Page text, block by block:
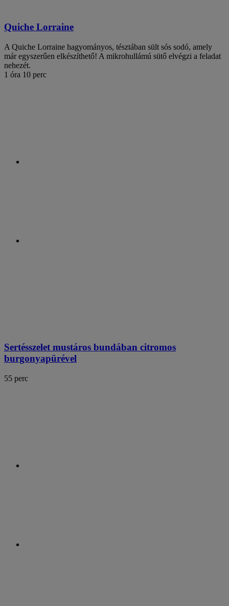
Quiche Lorraine
A Quiche Lorraine hagyományos, tésztában sült sós sodó, amely
már egyszerűen elkészíthető! A mikrohullámú sütő elvégzi a feladat
nehezét.
1 óra 10 perc
Sertésszelet mustáros bundában citromos
burgonyapürével
55 perc